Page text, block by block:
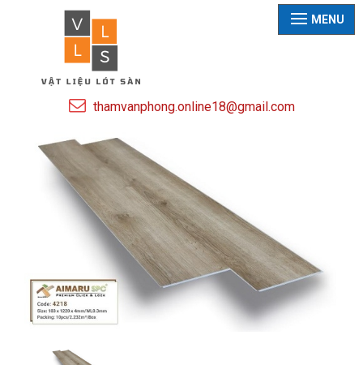
thamvanphong.online18@gmail.com
MENU